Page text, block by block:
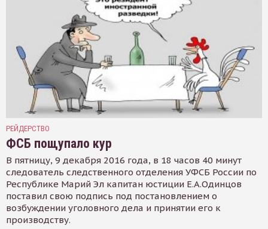
РЕЙДЕРСТВО
ФСБ пощупало кур
В пятницу, 9 декабря 2016 года, в 18 часов 40 минут
следователь следственного отделения УФСБ России по
Республике Марий Эл капитан юстиции Е.А.Одинцов
поставил свою подпись под постановлением о
возбуждении уголовного дела и принятии его к
производству.